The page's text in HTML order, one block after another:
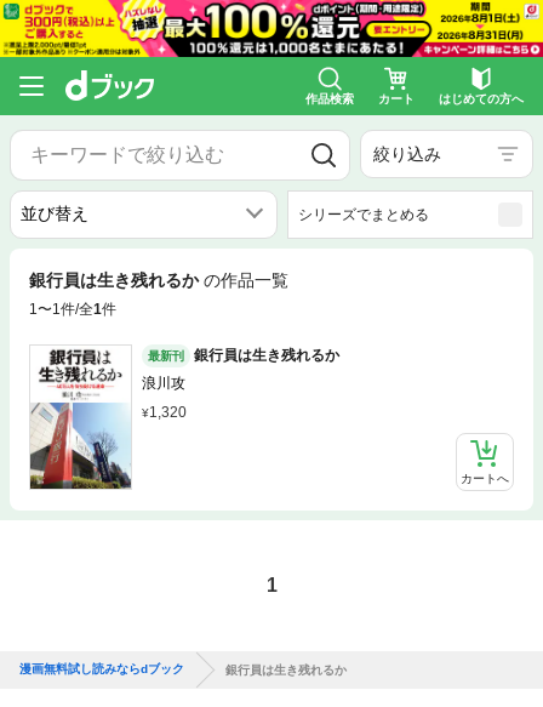
作品検索 カート はじめての方へ
絞り込み
シリーズでまとめる
銀行員は生き残れるか の作品一覧
1〜1件/全1件
最新刊
銀行員は生き残れるか
浪川攻
1,320
カートへ
1
漫画無料試し読みならdブック 銀行員は生き残れるか